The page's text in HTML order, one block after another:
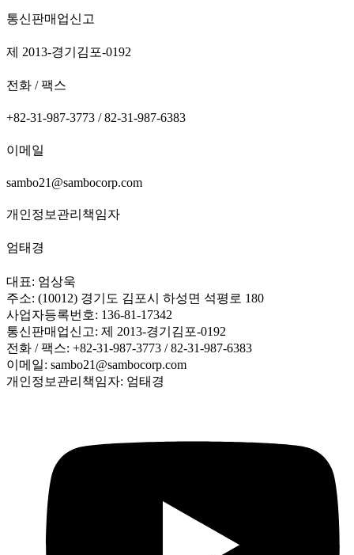
통신판매업신고
제 2013-경기김포-0192
전화 / 팩스
+82-31-987-3773 / 82-31-987-6383
이메일
sambo21@sambocorp.com
개인정보관리책임자
엄태경
대표: 엄상욱
주소: (10012) 경기도 김포시 하성면 석평로 180
사업자등록번호: 136-81-17342
통신판매업신고: 제 2013-경기김포-0192
전화 / 팩스: +82-31-987-3773 / 82-31-987-6383
이메일: sambo21@sambocorp.com
개인정보관리책임자: 엄태경